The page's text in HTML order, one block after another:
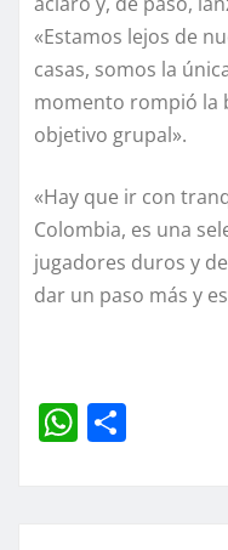
«Estamos lejos de
casas, somos la
momento rompió la
objetivo grupal».
«Hay que ir con
Colombia, es una
jugadores duros y
dar un paso más y
W